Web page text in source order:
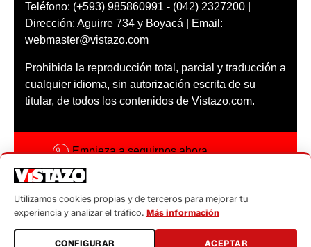
Teléfono: (+593) 985860991 - (042) 2327200 |
Dirección: Aguirre 734 y Boyacá | Email:
webmaster@vistazo.com
Prohibida la reproducción total, parcial y traducción a
cualquier idioma, sin autorización escrita de su
titular, de todos los contenidos de Vistazo.com.
Empieza a seguirnos ahora
Código ética
Sugerencias a:
Utilizamos cookies propias y de terceros para mejorar tu
experiencia y analizar el tráfico. Más información
CONFIGURAR ACEPTAR